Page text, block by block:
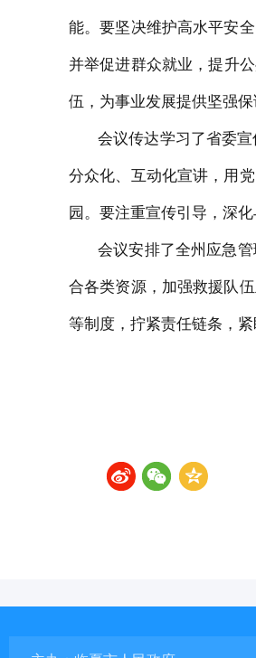
能。要坚决维护高水平安全
并举促进群众就业，提升
伍，为事业发展提供坚强保
会议传达学习了省委
分众化、互动化宣讲，用
园。 要注重宣传引导 ，深
会议安排了全州应急
合各类资源，加强救援队
等制度，拧紧责任链条，